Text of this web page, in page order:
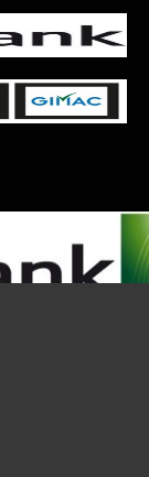
tous droits